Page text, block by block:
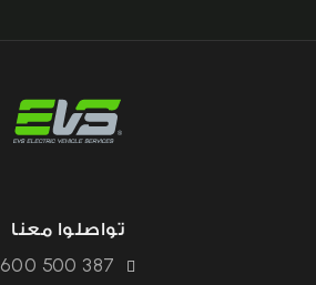
تواصلوا معنا
600 500 387